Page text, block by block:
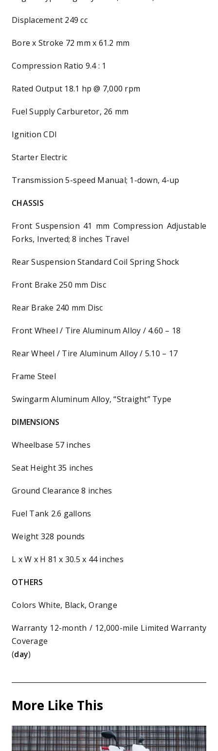
Displacement 249 cc
Bore x Stroke 72 mm x 61.2 mm
Compression Ratio 9.4 : 1
Rated Output 18.1 hp @ 7,000 rpm
Fuel Supply Carburetor, 26 mm
Ignition CDI
Starter Electric
Transmission 5-speed Manual; 1-down, 4-up
CHASSIS
Front Suspension 41 mm Compression Adjustable
Forks, Inverted; 8 inches Travel
Rear Suspension Standard Coil Spring Shock
Front Brake 250 mm Disc
Rear Brake 240 mm Disc
Front Wheel / Tire Aluminum Alloy / 4.60 – 18
Rear Wheel / Tire Aluminum Alloy / 5.10 – 17
Frame Steel
Swingarm Aluminum Alloy, “Straight” Type
DIMENSIONS
Wheelbase 57 inches
Seat Height 35 inches
Ground Clearance 8 inches
Fuel Tank 2.6 gallons
Weight 328 pounds
L x W x H 81 x 30.5 x 44 inches
OTHERS
Colors White, Black, Orange
Warranty 12-month / 12,000-mile Limited Warranty
Coverage
(day)
More Like This